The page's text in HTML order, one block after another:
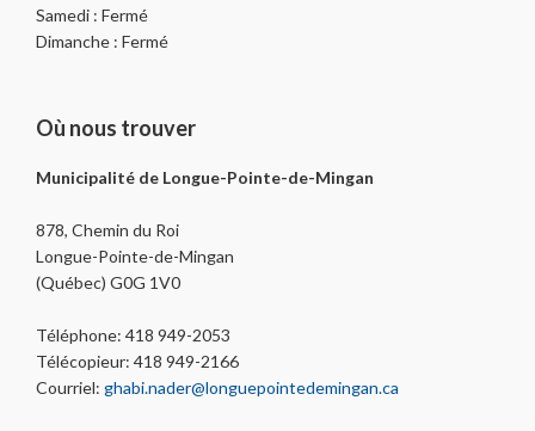
Samedi : Fermé
Dimanche : Fermé
Où nous trouver
Municipalité de Longue-Pointe-de-Mingan
878, Chemin du Roi
Longue-Pointe-de-Mingan
(Québec) G0G 1V0
Téléphone: 418 949-2053
Télécopieur: 418 949-2166
Courriel: ghabi.nader@longuepointedemingan.ca